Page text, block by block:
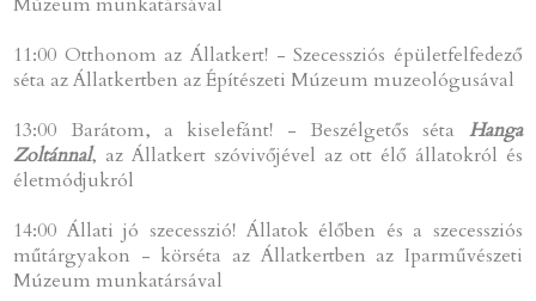
11:00 Otthonom az Állatkert! - Szecessziós épületfelfedező
séta az Állatkertben az Építészeti Múzeum muzeológusával
13:00 Barátom, a kiselefánt! - Beszélgetős séta Hanga
Zoltánnal, az Állatkert szóvivőjével az ott élő állatokról és
életmódjukról
14:00 Állati jó szecesszió! Állatok élőben és a szecessziós
műtárgyakon - körséta az Állatkertben az Iparművészeti
Múzeum munkatársával